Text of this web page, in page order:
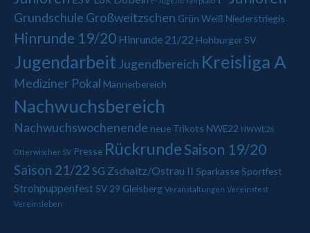
Grundschule Großweitzschen Grün Weiß Niederstriegis
Hinrunde 19/20 Hinrunde 21/22 Hohburger SV
Jugendarbeit Jugendbereich Kreisliga A
Mediziner Pokal Männerbereich
Nachwuchsbereich
Nachwuchswochenende neue Trikots NWE22 NWWE26
Otterwischer SV Presse RückrundeSaison 19/20
Saison 21/22 SG Zschaitz/Ostrau II SparkasseSportfest
Strohpuppenfest SV 29 Gleisberg Veranstaltungen Vereinsfest
Vereinsleben